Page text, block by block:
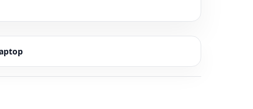
📍leminhSTORE Computer
chỉ:107 Phạm Cự Lượng, TP. Đà
Nẵng